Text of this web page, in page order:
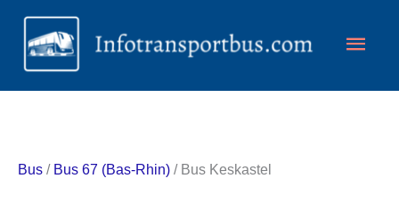
Aller
contenu
Bus / Bus 67 (Bas-Rhin) / Bus Keskastel